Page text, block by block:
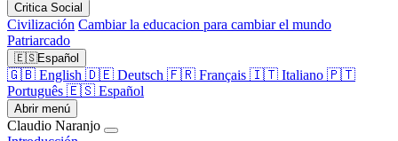
Critica Social
Civilización Cambiar la educacion para cambiar el mundo
Patriarcado
🇪🇸Español
🇬🇧 English 🇩🇪 Deutsch 🇫🇷 Français 🇮🇹 Italiano 🇵🇹
Português 🇪🇸 Español
Abrir menú
Claudio Naranjo